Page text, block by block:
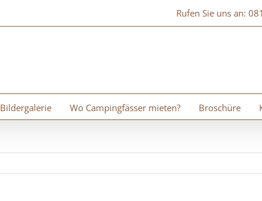
Rufen Sie uns an:
Bildergalerie Wo Campingfässer mieten? Broschüre